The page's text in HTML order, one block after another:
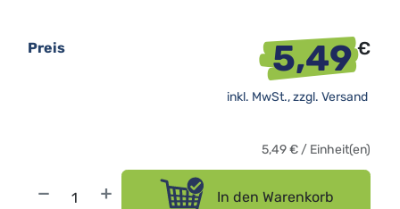
In den Warenkorb
Preis 5,49€
inkl. MwSt., zzgl. Versand
5,49€ / Einheit(en)